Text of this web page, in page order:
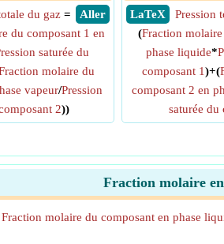
​ Aller
du gaz=
du composant 1 en
saturée du
molaire du
vapeur/Pression
2))
​ LaTeX
Pression
(Fraction
phase liquide*
composant 1)+(
composant 2 en
saturée du
Fraction molaire
Fraction molaire du composant en phase